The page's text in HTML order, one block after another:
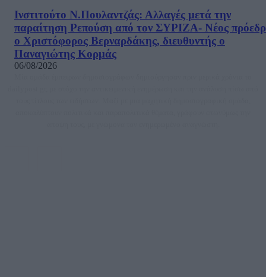
Ινστιτούτο Ν.Πουλαντζάς: Αλλαγές μετά την
παραίτηση Ρεπούση από τον ΣΥΡΙΖΑ- Νέος
ο Χριστόφορος Βερναρδάκης, διευθυντής ο
Παναγιώτης Κορμάς
06/08/2026